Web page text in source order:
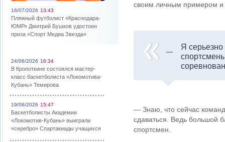
16/07/2026 13:43
Пляжный футболист «Краснодара-
ЮМР» Дмитрий Бушков удостоен
приза «Спорт Медиа Звезда»
24/06/2026 16:34
В Кропоткине состоялся мастер-
класс баскетболиста «Локомотива-
Кубань» Темирова
19/06/2026 15:47
Баскетболисты Академии
«Локомотив-Кубань» выиграли
«серебро» Спартакиады учащихся
своим личным примером и
Я
— Знаю, что сейчас
сдаваться. Ведь большой
спортсмен.